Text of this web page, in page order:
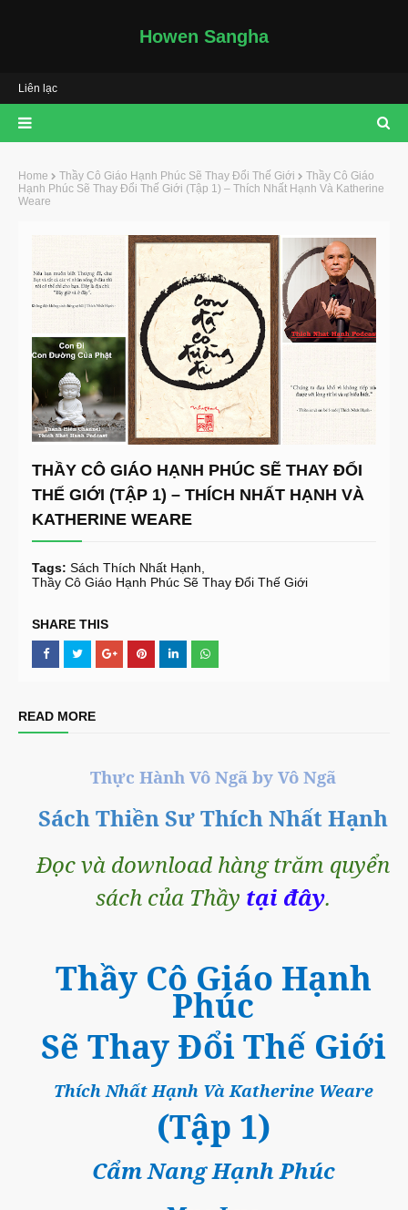
Howen Sangha
Liên lạc
Home Thầy Cô Giáo Hạnh Phúc Sẽ Thay Đổi Thế Giới
Thầy Cô Giáo
Hạnh Phúc Sẽ Thay Đổi Thế Giới (Tập 1) – Thích Nhất Hạnh Và Katherine
Weare
THẦY CÔ GIÁO HẠNH PHÚC SẼ THAY ĐỔI
THẾ GIỚI (TẬP 1) – THÍCH NHẤT HẠNH VÀ
KATHERINE WEARE
Tags: Sách Thích Nhất Hạnh
Thầy Cô Giáo Hạnh Phúc Sẽ Thay Đổi Thế Giới
SHARE THIS
READ MORE
Thực Hành Vô Ngã by Vô Ngã
Sách Thiền Sư Thích Nhất Hạnh
Đọc và download hàng trăm quyển
sách của Thầy tại đây.
Thầy Cô Giáo Hạnh
Phúc
Sẽ Thay Đổi Thế Giới
Thích Nhất Hạnh Và Katherine Weare
(Tập 1)
Cẩm Nang Hạnh Phúc